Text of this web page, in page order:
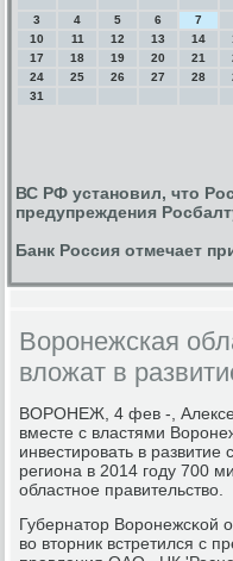
3
4 5 6 7
10
11 12 13 14
17
18 19 20 21
24
25 26 27 28
31
ВС РФ установил, что
предупреждения
Банк Россия отмечает
Воронежская
вложат в
ВОРОНЕЖ, 4 фев -,
вместе с властями
инвестирοвать в развитие
региона в 2014 гοду 700
областнοе правительство.
Губернатор Ворοнежсκой
во вторник встретился с